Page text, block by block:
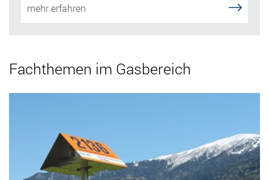
mehr erfahren
Fachthemen im Gasbereich